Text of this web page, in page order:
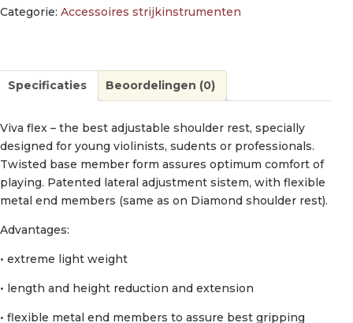
Categorie: Accessoires strijkinstrumenten
Specificaties Beoordelingen (0)
Viva flex – the best adjustable shoulder rest, specially
designed for young violinists, sudents or professionals.
Twisted base member form assures optimum comfort of
playing. Patented lateral adjustment sistem, with flexible
metal end members (same as on Diamond shoulder rest).
Advantages:
• extreme light weight
• length and height reduction and extension
• flexible metal end members to assure best gripping